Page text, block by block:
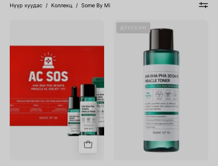
Нүүр хуудас / Коллекц / Some By Mi
PHA
Days
Miracle
AC
SOS
Kit
PHA
30
Days
Miracle
Toner
ДУУССАН